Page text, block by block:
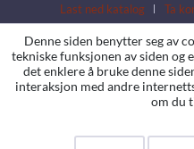
Last ned katalog
Ta
Denne siden benytter seg av
tekniske funksjonen av siden og
det enklere å bruke denne
interaksjon med andre
om du